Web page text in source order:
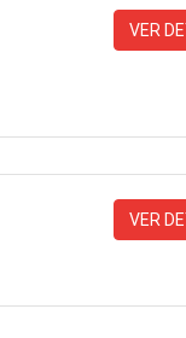
VER
VER